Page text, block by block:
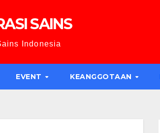
SAINS
Indonesia
EVENT KEANGGOTAAN